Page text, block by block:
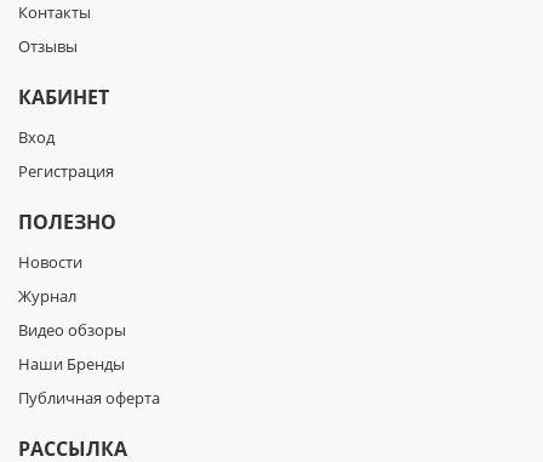
Контакты
Отзывы
КАБИНЕТ
Вход
Регистрация
ПОЛЕЗНО
Новости
Журнал
Видео обзоры
Наши Бренды
Публичная оферта
РАССЫЛКА